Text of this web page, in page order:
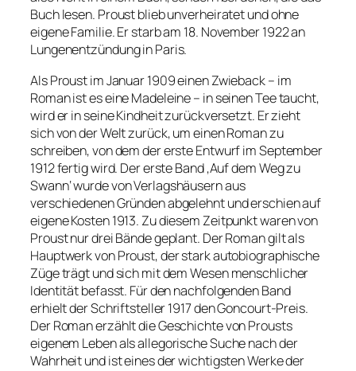
Buch lesen. Proust blieb unverheiratet und ohne
eigene Familie. Er starb am 18. November 1922 an
Lungenentzündung in Paris.
Als Proust im Januar 1909 einen Zwieback – im
Roman ist es eine Madeleine – in seinen Tee taucht,
wird er in seine Kindheit zurückversetzt. Er zieht
sich von der Welt zurück, um einen Roman zu
schreiben, von dem der erste Entwurf im September
1912 fertig wird. Der erste Band ‚Auf dem Weg zu
Swann‘ wurde von Verlagshäusern aus
verschiedenen Gründen abgelehnt und erschien auf
eigene Kosten 1913. Zu diesem Zeitpunkt waren von
Proust nur drei Bände geplant. Der Roman gilt als
Hauptwerk von Proust, der stark autobiographische
Züge trägt und sich mit dem Wesen menschlicher
Identität befasst. Für den nachfolgenden Band
erhielt der Schriftsteller 1917 den Goncourt-Preis.
Der Roman erzählt die Geschichte von Prousts
eigenem Leben als allegorische Suche nach der
Wahrheit und ist eines der wichtigsten Werke der